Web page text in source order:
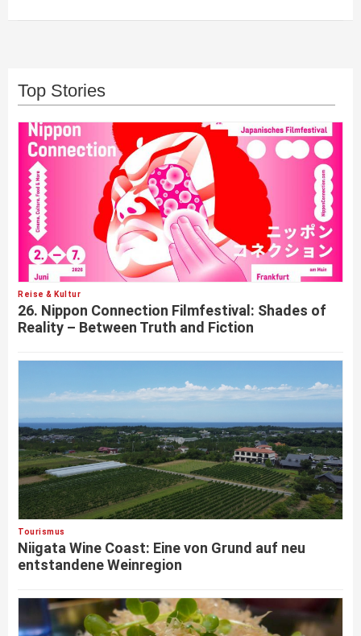
Top Stories
Reise & Kultur
26. Nippon Connection Filmfestival: Shades of
Reality – Between Truth and Fiction
Tourismus
Niigata Wine Coast: Eine von Grund auf neu
entstandene Weinregion